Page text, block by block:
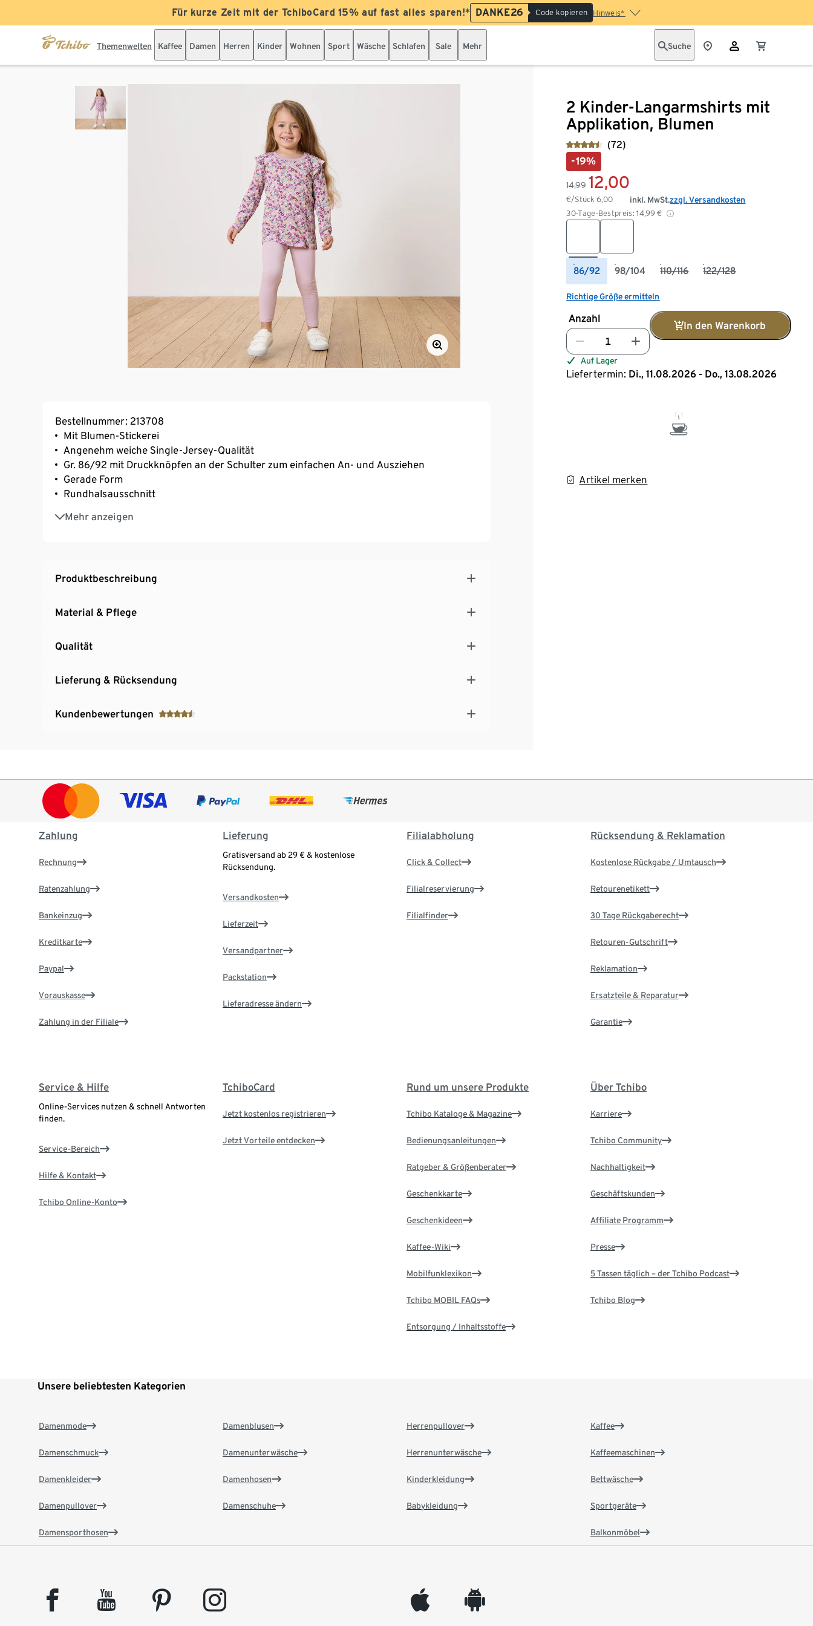
Für kurze Zeit mit der TchiboCard 15% auf fast alles sparen!* DANKE26 Code kopieren Hinweis*
Themenwelten Kaffee Damen Herren Kinder Wohnen Sport Wäsche Schlafen Sale Mehr Suche
2 Kinder-Langarmshirts mit
Applikation, Blumen
(72)
-19%
14,99 12,00
€/Stück6,00
30-Tage-Bestpreis: 14,99 €
inkl. MwSt.zzgl. Versandkosten
86/92 98/104 110/116 122/128
Richtige Größe ermitteln
Anzahl
In den Warenkorb
Auf Lager
Liefertermin: Di., 11.08.2026 - Do., 13.08.2026
Artikel merken
Bestellnummer: 213708
Mit Blumen-Stickerei
Angenehm weiche Single-Jersey-Qualität
Gr. 86/92 mit Druckknöpfen an der Schulter zum einfachen An- und Ausziehen
Gerade Form
Rundhalsausschnitt
Mehr anzeigen
2 unterschiedliche Dessins
Mit Rüschen an der Schulter
Produktbeschreibung
Material & Pflege
Qualität
Lieferung & Rücksendung
Kundenbewertungen
Zahlung
Rechnung
Ratenzahlung
Bankeinzug
Kreditkarte
Paypal
Vorauskasse
Zahlung in der Filiale
Lieferung
Gratisversand ab 29 € & kostenlose
Rücksendung.
Versandkosten
Lieferzeit
Versandpartner
Packstation
Lieferadresse ändern
Filialabholung
Click & Collect
Filialreservierung
Filialfinder
Rücksendung & Reklamation
Kostenlose Rückgabe / Umtausch
Retourenetikett
30 Tage Rückgaberecht
Retouren-Gutschrift
Reklamation
Ersatzteile & Reparatur
Garantie
Service & Hilfe
Online-Services nutzen & schnell Antworten
finden.
Service-Bereich
Hilfe & Kontakt
Tchibo Online-Konto
TchiboCard
Jetzt kostenlos registrieren
Jetzt Vorteile entdecken
Rund um unsere Produkte
Tchibo Kataloge & Magazine
Bedienungsanleitungen
Ratgeber & Größenberater
Geschenkkarte
Geschenkideen
Kaffee-Wiki
Mobilfunklexikon
Tchibo MOBIL FAQs
Entsorgung / Inhaltsstoffe
Über Tchibo
Karriere
Tchibo Community
Nachhaltigkeit
Geschäftskunden
Affiliate Programm
Presse
5 Tassen täglich – der Tchibo Podcast
Tchibo Blog
Unsere beliebtesten Kategorien
Damenmode
Damenschmuck
Damenkleider
Damenpullover
Damensporthosen
Damenblusen
Damenunterwäsche
Damenhosen
Damenschuhe
Herrenpullover
Herrenunterwäsche
Kinderkleidung
Babykleidung
Kaffee
Kaffeemaschinen
Bettwäsche
Sportgeräte
Balkonmöbel
facebook youtube pinterest instagram appleinc android